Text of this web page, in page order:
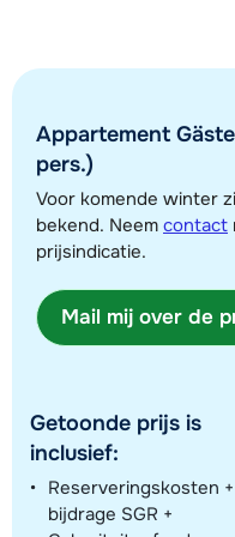
Afstand tot skibushalte
Bekijk kaart
Appartement
pers.)
Voor komende winter
bekend. Neem contact
prijsindicatie.
Mail mij over de
Getoonde prijs is
inclusief:
Reserveringskosten +
bijdrage SGR +